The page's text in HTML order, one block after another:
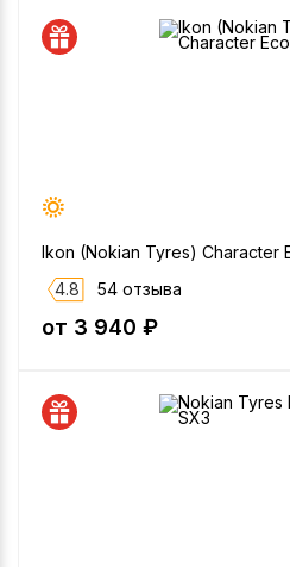
Ikon (Nokian Tyres) Character
4.8
54 отзыва
от 3 940 ₽